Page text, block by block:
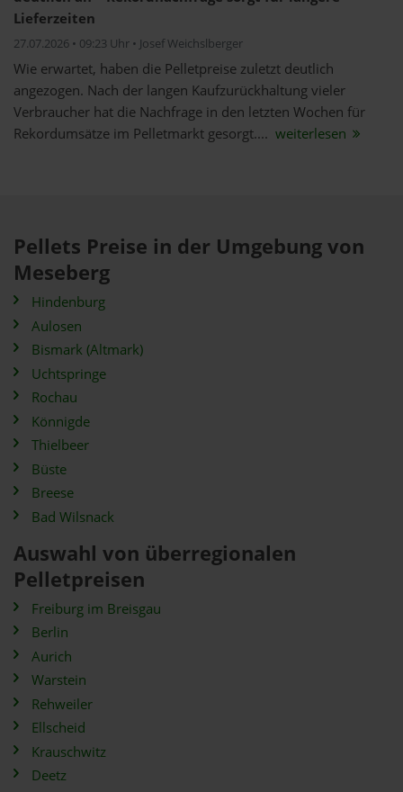
Lieferzeiten
27.07.2026 • 09:23 Uhr • Josef Weichslberger
Wie erwartet, haben die Pelletpreise zuletzt deutlich
angezogen. Nach der langen Kaufzurückhaltung vieler
Verbraucher hat die Nachfrage in den letzten Wochen für
Rekordumsätze im Pelletmarkt gesorgt.... weiterlesen
Pellets Preise in der Umgebung von
Meseberg
Hindenburg
Aulosen
Bismark (Altmark)
Uchtspringe
Rochau
Könnigde
Thielbeer
Büste
Breese
Bad Wilsnack
Auswahl von überregionalen
Pelletpreisen
Freiburg im Breisgau
Berlin
Aurich
Warstein
Rehweiler
Ellscheid
Krauschwitz
Deetz